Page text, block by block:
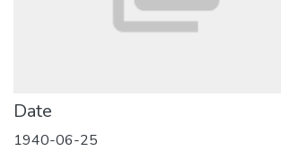
Date
1940-06-25